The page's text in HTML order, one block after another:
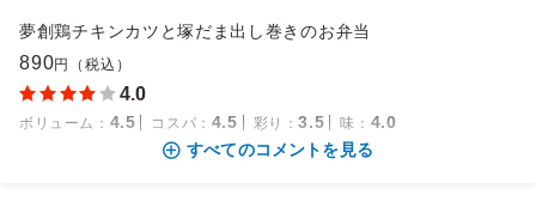
夢創鶏チキンカツと塚だま出し巻きのお弁当
890円（税込）
4.0
ボリューム ： 4.5 コスパ ： 4.5 彩り ：3.5 味 ： 4.0
すべてのコメントを見る